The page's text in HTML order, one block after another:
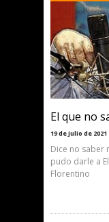
El que no
19 de julio de 2021
Dice no saber
pudo darle a
Florentino